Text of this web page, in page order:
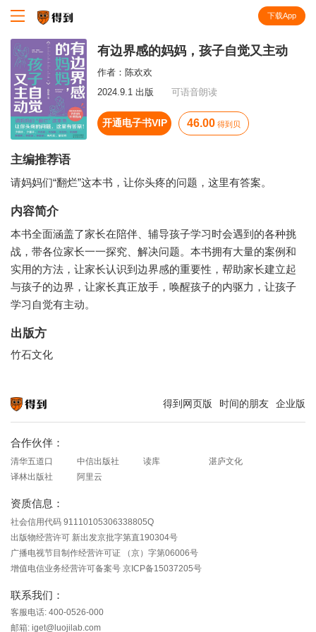
下载App
有边界感的妈妈，孩子自觉又主动
作者： 陈欢欢
2024.9.1 出版
可语音朗读
开通电子书VIP 46.00 得到贝
主编推荐语
请妈妈们“翻烂”这本书，让你头疼的问题，这里有答案。
内容简介
本书全面涵盖了家长在陪伴、辅导孩子学习时会遇到的各种挑
战，带各位家长一一探究、解决问题。本书拥有大量的案例和
实用的方法，让家长认识到边界感的重要性，帮助家长建立起
与孩子的边界，让家长真正放手，唤醒孩子的内驱力，让孩子
学习自觉有主动。
出版方
竹石文化
得到网页版 时间的朋友 企业版
合作伙伴：
清华五道口 中信出版社 读库
湛庐文化
译林出版社
阿里云
资质信息：
社会信用代码 91110105306338805Q
出版物经营许可 新出发京批字第直190304号
广播电视节目制作经营许可证 （京）字第06006号
增值电信业务经营许可备案号 京ICP备15037205号
联系我们：
客服电话: 400-0526-000
邮箱: iget@luojilab.com